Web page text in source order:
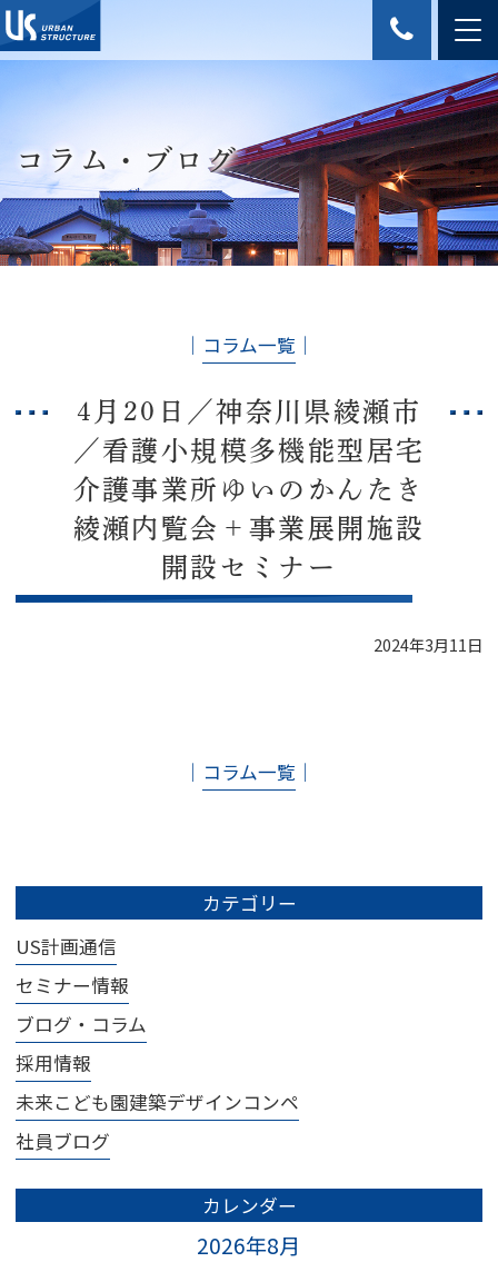
コラム・ブログ
│ コラム一覧 │
4月20日／神奈川県綾瀬市
／看護小規模多機能型居宅
介護事業所ゆいのかんたき
綾瀬内覧会＋事業展開施設
開設セミナー
2024年3月11日
│ コラム一覧 │
カテゴリー
US計画通信
セミナー情報
ブログ・コラム
採用情報
未来こども園建築デザインコンペ
社員ブログ
カレンダー
2026年8月